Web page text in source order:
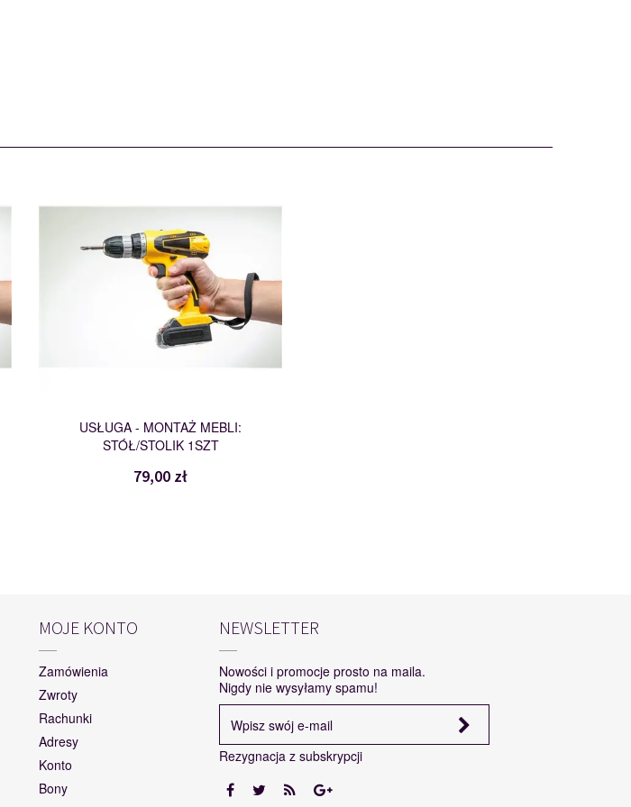
USŁUGA - MONTAŻ MEBLI:
STÓŁ/STOLIK 1SZT
79,00 zł
MOJE KONTO
Zamówienia
Zwroty
Rachunki
Adresy
Konto
Bony
NEWSLETTER
Nowości i promocje prosto na maila.
Nigdy nie wysyłamy spamu!
Rezygnacja z subskrypcji